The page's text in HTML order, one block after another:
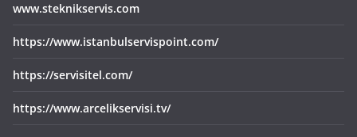
www.steknikservis.com
https://www.istanbulservispoint.com/
https://servisitel.com/
https://www.arcelikservisi.tv/